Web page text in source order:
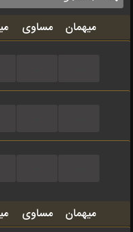
مساوی میهمان
مساوی میهمان